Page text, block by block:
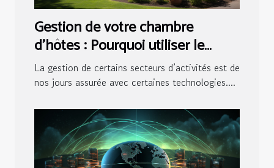
Gestion de votre chambre
d’hôtes : Pourquoi utiliser le
logiciel pour maisons d’hôtes ?
La gestion de certains secteurs d’activités est de
nos jours assurée avec certaines technologies....